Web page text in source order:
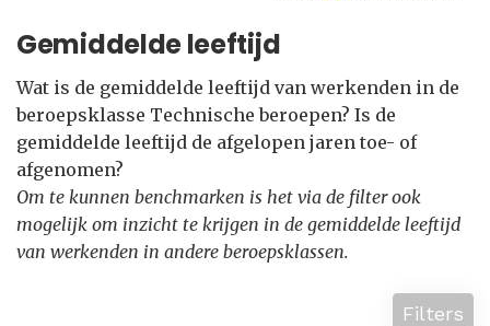
Gemiddelde leeftijd
Wat is de gemiddelde leeftijd van werkenden in de
beroepsklasse Technische beroepen? Is de
gemiddelde leeftijd de afgelopen jaren toe- of
afgenomen?
Om te kunnen benchmarken is het via de filter ook
mogelijk om inzicht te krijgen in de gemiddelde leeftijd
van werkenden in andere beroepsklassen.
Filters